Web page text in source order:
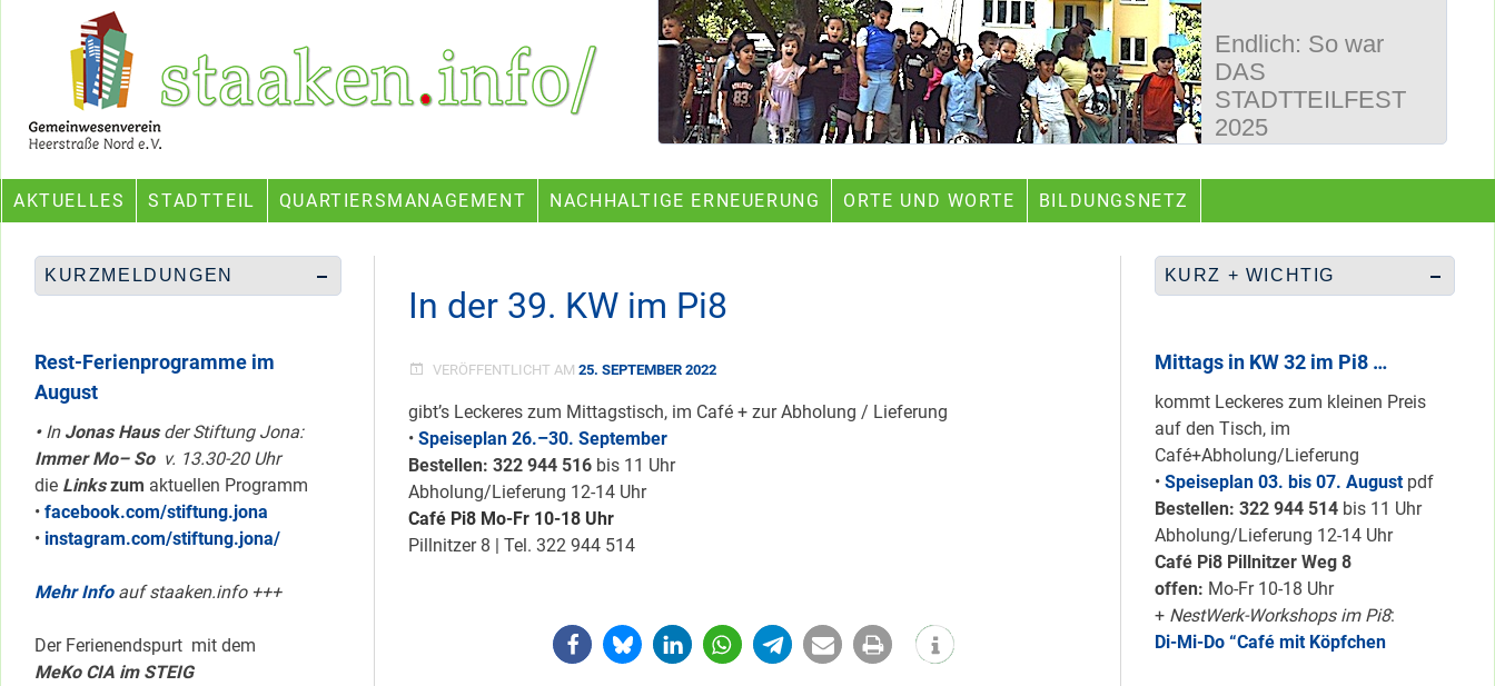
Ein Projekt des Gemeinwesenvereins Heerstraße Nord
AKTUELLES STADTTEIL QUARTIERSMANAGEMENT NACHHALTIGE ERNEUERUNG ORTE UND WORTE BILDUNGSNETZ
In der 39. KW im Pi8
VERÖFFENTLICHT AM 25. SEPTEMBER 2022
gibt’s Leckeres zum Mittagstisch, im Café + zur Abholung / Lieferung
• Speiseplan 26.–30. September
Bestellen: 322 944 516bis 11 Uhr
Abholung/Lieferung 12-14 Uhr
Café Pi8 Mo-Fr 10-18 Uhr
Pillnitzer 8 | Tel. 322 944 514
KURZMELDUNGEN
Rest-Ferienprogramme im
August
•InJonas Hausder Stiftung Jona:
Immer Mo– So v. 13.30-20 Uhr
die Linkszum aktuellen Programm
• facebook.com/stiftung.jona
• instagram.com/stiftung.jona/
Mehr Infoauf staaken.info +++
Der Ferienendspurt mit dem
MeKo CIA im STEIG
KURZ + WICHTIG
Mittags in KW 32 im Pi8 …
kommt Leckeres zum kleinen Preis
auf den Tisch, im
Café+Abholung/Lieferung
• Speiseplan 03. bis 07. August pdf
Bestellen: 322 944 514bis 11 Uhr
Abholung/Lieferung 12-14 Uhr
Café Pi8 Pillnitzer Weg 8
offen: Mo-Fr 10-18 Uhr
+ NestWerk-Workshops im Pi8:
Di-Mi-Do “Café mit Köpfchen
Endlich: So war
DAS
STADTTEILFEST
2025
Wegbereiter &
geht & sich
ABSCHAFFEN!
Nur grüne & gelbe
Karten für den
neuen Quartiersrat
2023-25 …
Ein echtes “PLUS”
für Heerstraße